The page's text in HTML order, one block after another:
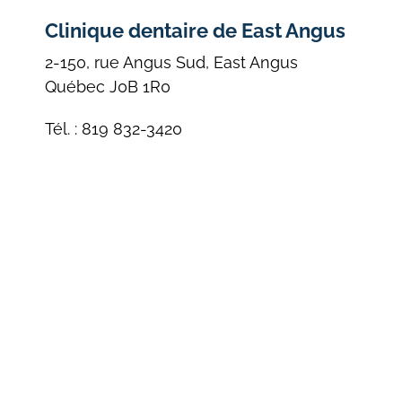
Clinique dentaire de East Angus
2-150, rue Angus Sud, East Angus
Québec J0B 1R0
Tél. : 819 832-3420